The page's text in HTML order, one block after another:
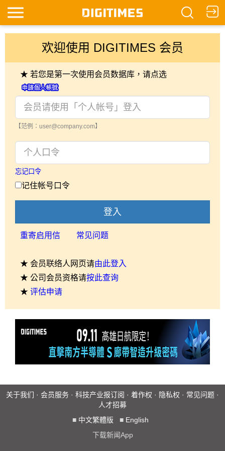
欢迎使用 DIGITIMES 会员
★ 若您是第一次使用会员数据库，请点选
【范例：user@company.com】
忘记口令
记住帐号口令
登入
重寄启用信 常见问题
★ 会员联络人网页请由此登入
★ 公司会员资格请按此查询
★ 评估申请
关于我们 · 会员服务 · 科技产业报订阅 · 着作权 · 隐私权 · 常见问题 ·
人才招募
■ 中文繁體版 ■ English
下载新闻App